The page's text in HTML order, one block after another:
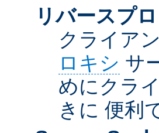
リバースプ
クライア
ロキシ サ
めにクラ
きに 便利